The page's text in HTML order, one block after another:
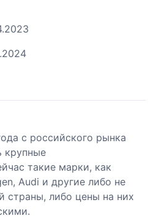
с российского рынка
крупные
такие марки, как
Audi и другие либо не
страны, либо цены на них